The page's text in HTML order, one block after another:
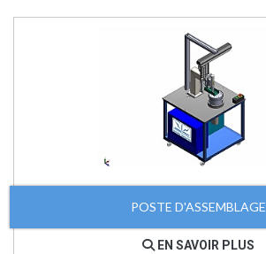
POSTE D'ASSEMBLAGE
EN SAVOIR PLUS